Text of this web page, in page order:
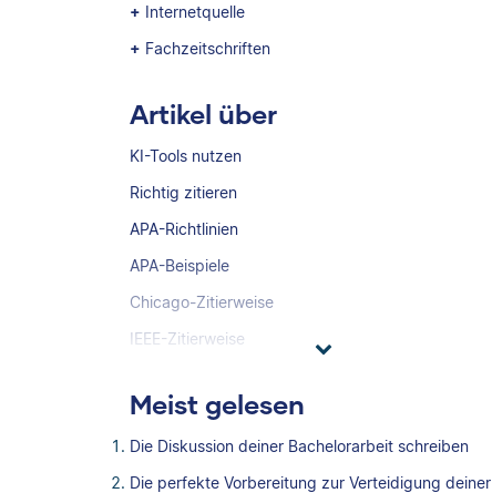
Internetquelle
Fachzeitschriften
Artikel über
KI-Tools nutzen
Richtig zitieren
APA-Richtlinien
APA-Beispiele
Chicago-Zitierweise
IEEE-Zitierweise
Meist gelesen
Die Diskussion deiner Bachelorarbeit schreiben
Die perfekte Vorbereitung zur Verteidigung deiner